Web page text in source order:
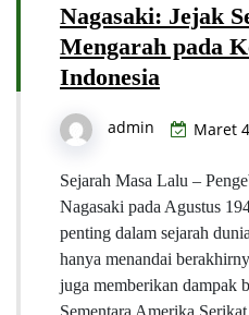
Nagasaki: Jejak
Mengarah pada
Indonesia
admin Maret
Sejarah Masa Lalu –
Nagasaki pada Agustus
penting dalam sejarah
hanya menandai
juga memberikan dampak
Sementara Amerika